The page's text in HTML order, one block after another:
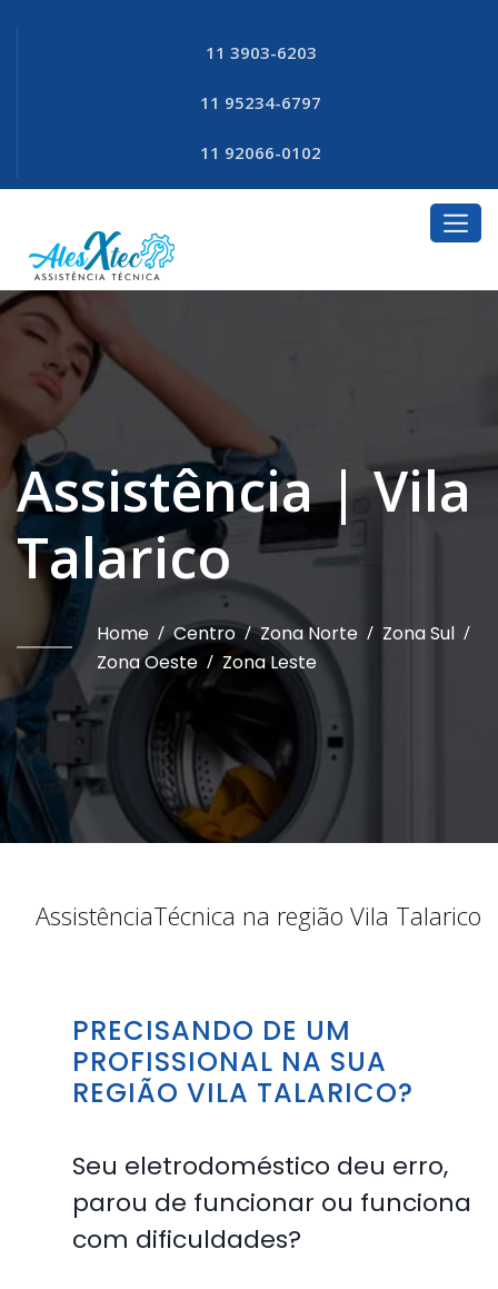
11 3903-6203
11 95234-6797
11 92066-0102
Assistência | Vila
Talarico
Home / Centro / Zona Norte / Zona Sul /
Zona Oeste / Zona Leste
AssistênciaTécnica na região Vila Talarico
PRECISANDO DE UM
PROFISSIONAL NA SUA
REGIÃO VILA TALARICO?
Seu eletrodoméstico deu erro,
parou de funcionar ou funciona
com dificuldades?